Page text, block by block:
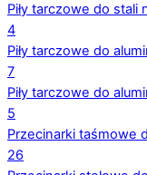
Piły tarczowe do stali
4
Piły tarczowe do
7
Piły tarczowe do
5
Przecinarki taśmowe
26